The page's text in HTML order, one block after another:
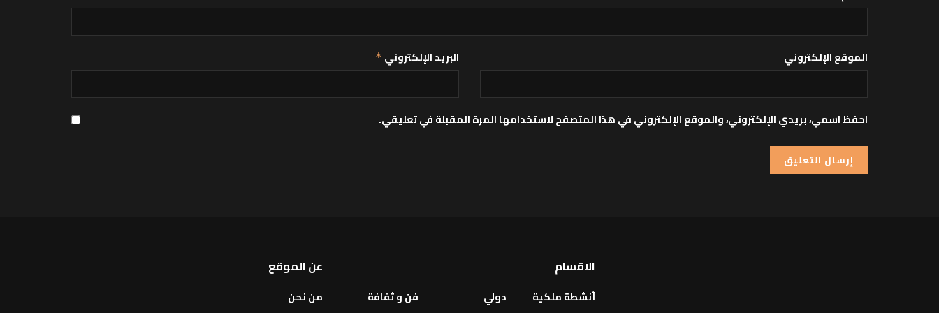
البريد الإلكتروني * الموقع الإلكتروني
احفظ اسمي، بريدي الإلكتروني، والموقع الإلكتروني في هذا المتصفح لاستخدامها المرة المقبلة في تعليقي.
الاقسام
أنشطة ملكية
دولي
فن و ثقافة
عن الموقع
من نحن